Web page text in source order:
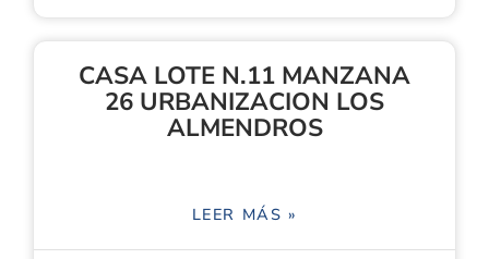
CASA LOTE N.11 MANZANA
26 URBANIZACION LOS
ALMENDROS
LEER MÁS »